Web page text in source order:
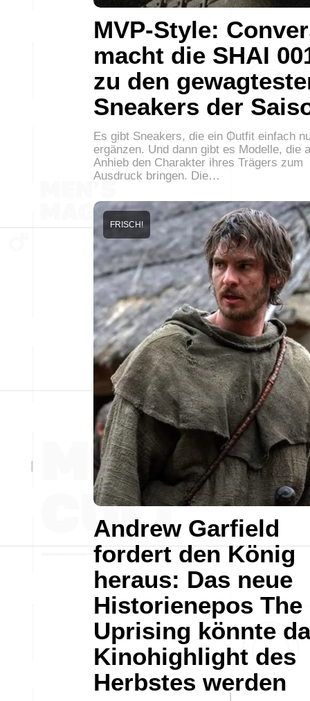
MVP-Style:
macht die SHAI
zu den
Sneakers der
Es gibt Sneakers, die ein Outfit einfach
ergänzen. Und dann gibt es Modelle, die
Anhieb den Charakter ihres Trägers zum
Ausdruck bringen. Die…
Andrew Garfield
fordert den König
heraus: Das neue
Historienepos The
Uprising könnte
Kinohighlight des
Herbstes werden
FRISCH!